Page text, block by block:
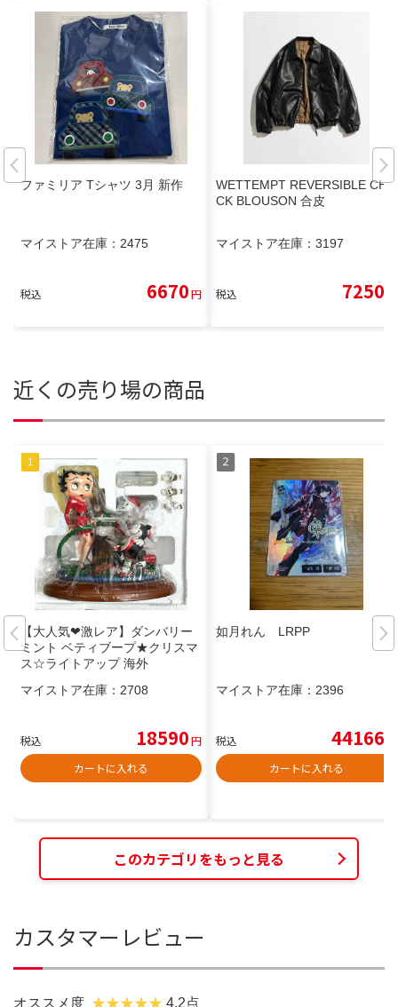
ファミリア Tシャツ 3月 新作
マイストア在庫： 2475
税込 6670円
WETTEMPT REVERSIBLE CHE
CK BLOUSON 合皮
マイストア在庫： 3197
税込 7250
近くの売り場の商品
【大人気❤激レア】ダンバリー
ミント ベティブープ★クリスマ
ス☆ライトアップ 海外
マイストア在庫： 2708
税込 18590円
カートに入れる
如月れん LRPP
マイストア在庫： 2396
税込 44166
カートに入れる
このカテゴリをもっと見る
カスタマーレビュー
オススメ度 4.2点